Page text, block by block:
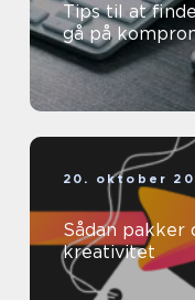
Tips til at
gå på
20. oktober
Sådan pakker
kreativitet